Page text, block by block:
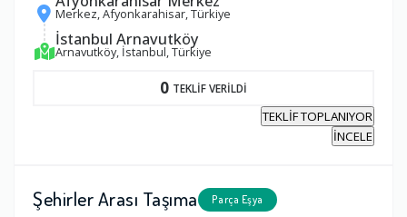
Merkez, Afyonkarahisar, Türkiye
İstanbul Arnavutköy
Arnavutköy, İstanbul, Türkiye
0 TEKLİF VERİLDİ
TEKLİF TOPLANIYOR
İNCELE
Şehirler Arası Taşıma Parça Eşya